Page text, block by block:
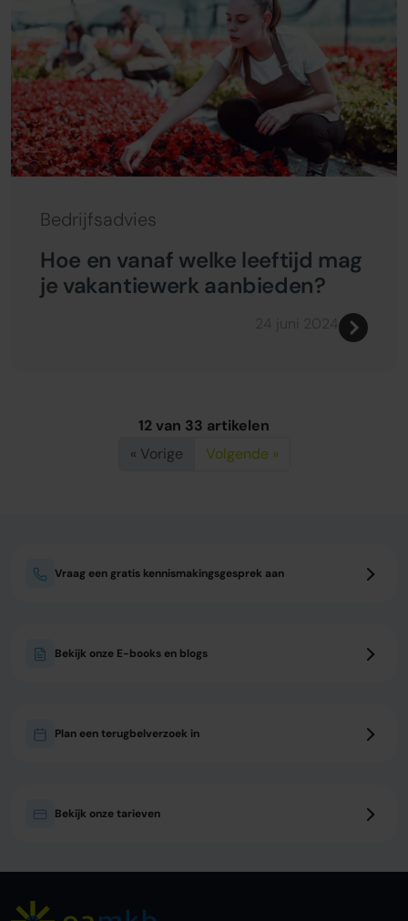
Bedrijfsadvies
Hoe en vanaf welke leeftijd mag
je vakantiewerk aanbieden?
12 van 33 artikelen
« Vorige
Volgende »
Vraag een gratis kennismakingsgesprek aan
Bekijk onze E-books en blogs
Plan een terugbelverzoek in
Bekijk onze tarieven